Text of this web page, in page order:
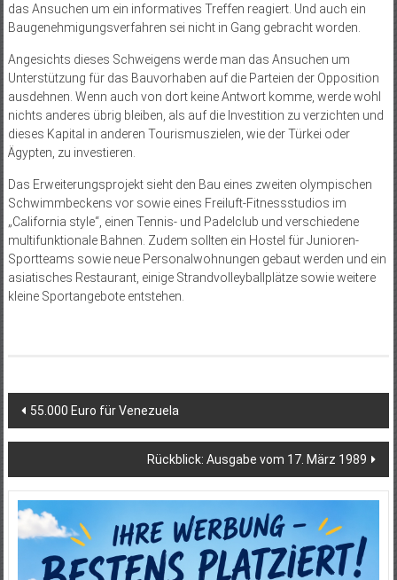
das Ansuchen um ein informatives Treffen reagiert. Und auch ein
Baugenehmigungsverfahren sei nicht in Gang gebracht worden.
Angesichts dieses Schweigens werde man das Ansuchen um
Unterstützung für das Bauvorhaben auf die Parteien der Opposition
ausdehnen. Wenn auch von dort keine Antwort komme, werde wohl
nichts anderes übrig bleiben, als auf die Investition zu verzichten und
dieses Kapital in anderen Tourismuszielen, wie der Türkei oder
Ägypten, zu investieren.
Das Erweiterungsprojekt sieht den Bau eines zweiten olympischen
Schwimmbeckens vor sowie eines Freiluft-Fitnessstudios im
„California style“, einen Tennis- und Padelclub und verschiedene
multifunktionale Bahnen. Zudem sollten ein Hostel für Junioren-
Sportteams sowie neue Personalwohnungen gebaut werden und ein
asiatisches Restaurant, einige Strandvolleyballplätze sowie weitere
kleine Sportangebote entstehen.
Beitragsnavigation
55.000 Euro für Venezuela
Rückblick: Ausgabe vom 17. März 1989